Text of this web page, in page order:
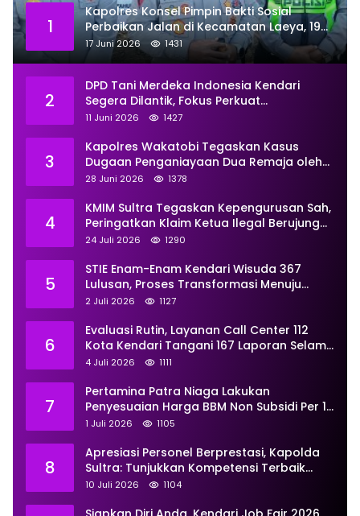
1
Kapolres Konsel Pimpin Bakti Sosial
Perbaikan Jalan di Kecamatan Laeya, 19
Titik Rusak Siap Ditambal
17 Juni 2026 1431
2
DPD Tani Merdeka Indonesia Kendari
Segera Dilantik, Fokus Perkuat
Pemberdayaan
11 Juni 2026 1427
3
Kapolres Wakatobi Tegaskan Kasus
Dugaan Penganiayaan Dua Remaja oleh
Dua Anggota Ditangani Secara
28 Juni 2026 1378
4
KMIM Sultra Tegaskan Kepengurusan Sah,
Peringatkan Klaim Ketua Ilegal Berujung
Proses Hukum
24 Juli 2026 1290
5
STIE Enam-Enam Kendari Wisuda 367
Lulusan, Proses Transformasi Menuju
Universitas Resmi Diterima
2 Juli 2026 1127
6
Evaluasi Rutin, Layanan Call Center 112
Kota Kendari Tangani 167 Laporan Selama
Juni
4 Juli 2026 1111
7
Pertamina Patra Niaga Lakukan
Penyesuaian Harga BBM Non Subsidi Per 1
Juli 2026, Berikut Rinciannya
1 Juli 2026 1105
8
Apresiasi Personel Berprestasi, Kapolda
Sultra: Tunjukkan Kompetensi Terbaik
untuk Masyarakat
10 Juli 2026 1104